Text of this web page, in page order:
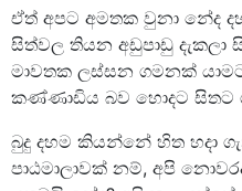
ඒත් අපට අමතක වුනා නේද
සිත්වල තියන අඩුපාඩු දැකලා
මාවතක ලස්සන ගමනක් යාමට
කණ්ණාඩිය බව හොදට සිතට
බුදු දහම කියන්නේ හිත හදා
පාඨමාලාවක් නම්, අපි